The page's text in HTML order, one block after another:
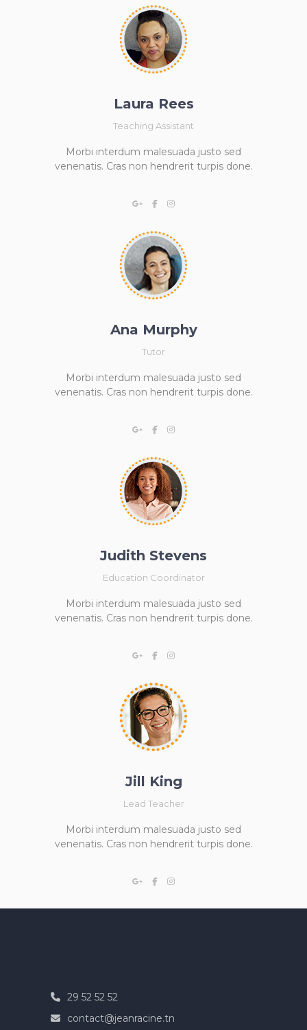
Laura Rees
Teaching Assistant
Morbi interdum malesuada justo sed
venenatis. Cras non hendrerit turpis done.
Ana Murphy
Tutor
Morbi interdum malesuada justo sed
venenatis. Cras non hendrerit turpis done.
Judith Stevens
Education Coordinator
Morbi interdum malesuada justo sed
venenatis. Cras non hendrerit turpis done.
Jill King
Lead Teacher
Morbi interdum malesuada justo sed
venenatis. Cras non hendrerit turpis done.
29 52 52 52
contact@jeanracine.tn